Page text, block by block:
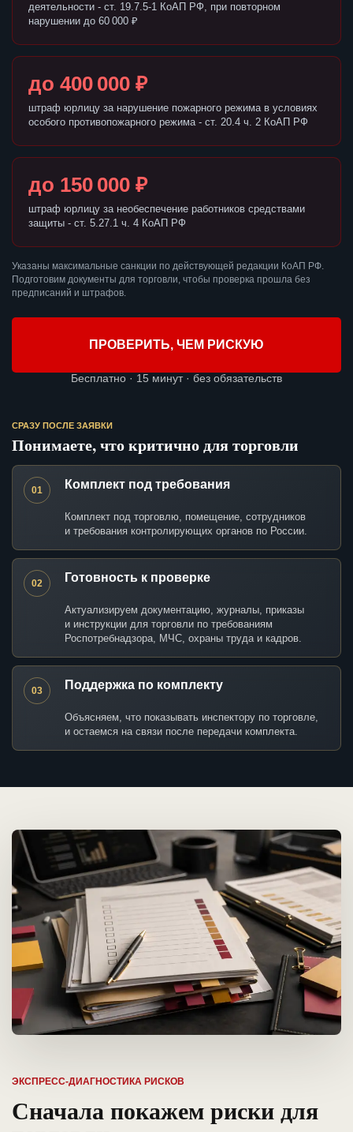
деятельности - ст. 19.7.5-1 КоАП РФ, при повторном
нарушении до 60 000 ₽
до 400 000 ₽
штраф юрлицу за нарушение пожарного режима в условиях
особого противопожарного режима - ст. 20.4 ч. 2 КоАП РФ
до 150 000 ₽
штраф юрлицу за необеспечение работников средствами
защиты - ст. 5.27.1 ч. 4 КоАП РФ
Указаны максимальные санкции по действующей редакции КоАП РФ.
Подготовим документы для торговли, чтобы проверка прошла без
предписаний и штрафов.
ПРОВЕРИТЬ, ЧЕМ РИСКУЮ
Бесплатно · 15 минут · без обязательств
СРАЗУ ПОСЛЕ ЗАЯВКИ
Понимаете, что критично для торговли
01 Комплект под требования
Комплект под торговлю, помещение, сотрудников
и требования контролирующих органов по России.
02 Готовность к проверке
Актуализируем документацию, журналы, приказы
и инструкции для торговли по требованиям
Роспотребнадзора, МЧС, охраны труда и кадров.
03 Поддержка по комплекту
Объясняем, что показывать инспектору по торговле,
и остаемся на связи после передачи комплекта.
ЭКСПРЕСС-ДИАГНОСТИКА РИСКОВ
Сначала покажем риски для